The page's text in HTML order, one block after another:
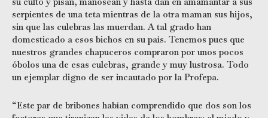
serpientes de una teta mientras de la otra maman sus hijos,
sin que las culebras las muerdan. A tal grado han
domesticado a esos bichos en su país. Tenemos pues que
nuestros grandes chapuceros compraron por unos pocos
óbolos una de esas culebras, grande y muy lustrosa. Todo
un ejemplar digno de ser incautado por la Profepa.
“Este par de bribones habían comprendido que dos son los